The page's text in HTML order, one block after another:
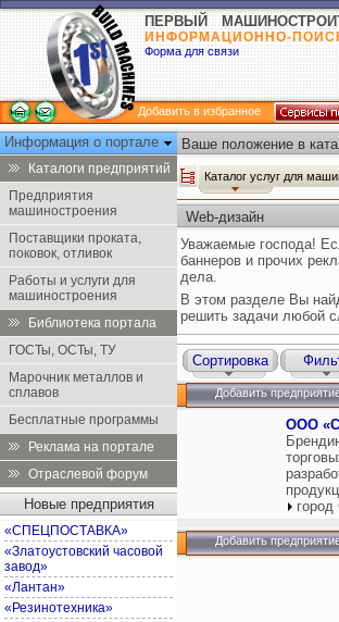
ПЕРВЫЙ
ИНФОРМАЦИОННО-
Форма для связи
Добавить в избранное
Информация о портале
Каталоги предприятий
Предприятия
машиностроения
Поставщики проката,
поковок, отливок
Работы и услуги для
машиностроения
Библиотека портала
ГОСТы, ОСТы, ТУ
Марочник металлов и
сплавов
Бесплатные программы
Реклама на портале
Отраслевой форум
Новые предприятия
«СПЕЦПОСТАВКА»
«Златоустовский часовой
завод»
«Лантан»
«Резинотехника»
Ваше положение в
Каталог услуг для
Web-дизайн
Уважаемые господа!
баннеров и прочих
дела.
В этом разделе Вы
решить задачи любой
Сортировка
Добавить
OOO
Добавить